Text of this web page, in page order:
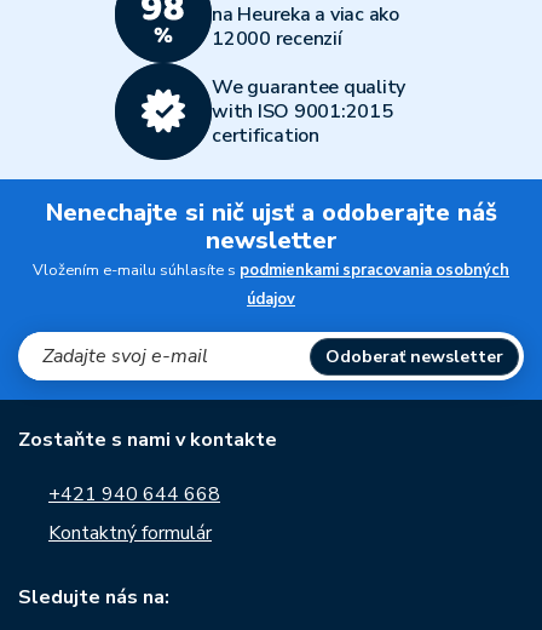
na Heureka a viac ako
12000 recenzií
We guarantee quality
with ISO 9001:2015
certification
Nenechajte si nič ujsť a odoberajte náš
newsletter
Vložením e-mailu súhlasíte s podmienkami spracovania osobných
údajov
Odoberať newsletter
Zostaňte s nami v kontakte
+421 940 644 668
Kontaktný formulár
Sledujte nás na: